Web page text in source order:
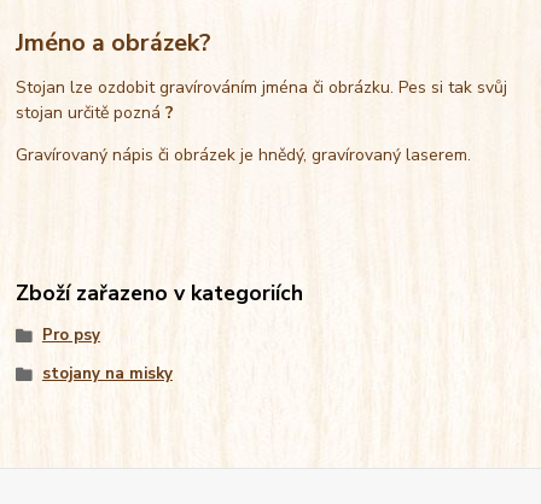
Jméno a obrázek?
Stojan lze ozdobit gravírováním jména či obrázku. Pes si tak svůj
stojan určitě pozná?
Gravírovaný nápis či obrázek je hnědý, gravírovaný laserem.
Zboží zařazeno v kategoriích
Pro psy
stojany na misky